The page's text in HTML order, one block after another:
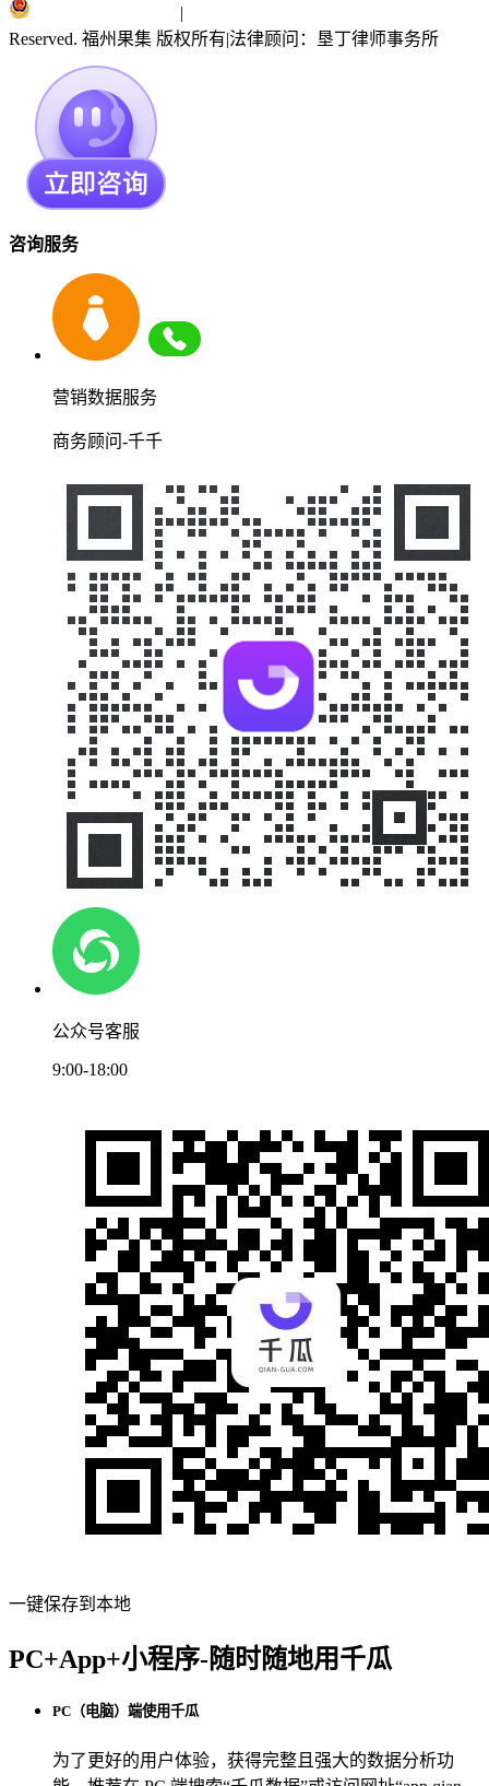
|
Reserved. 福州果集 版权所有|法律顾问：垦丁律师事务所
咨询服务
营销数据服务
商务顾问-千千
公众号客服
9:00-18:00
一键保存到本地
PC+App+小程序-随时随地用千瓜
PC（电脑）端使用千瓜
为了更好的用户体验，获得完整且强大的数据分析功